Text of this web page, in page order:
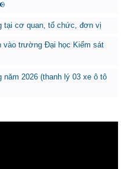
tại cơ quan, tổ chức, đơn vị
vào trường Đại học Kiểm sát
2026 (thanh lý 03 xe ô tô